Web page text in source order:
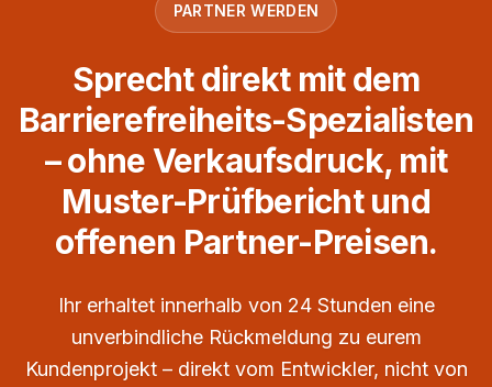
PARTNER WERDEN
Sprecht direkt mit dem
Barrierefreiheits-Spezialisten
– ohne Verkaufsdruck, mit
Muster-Prüfbericht und
offenen Partner-Preisen.
Ihr erhaltet innerhalb von 24 Stunden eine
unverbindliche Rückmeldung zu eurem
Kundenprojekt – direkt vom Entwickler, nicht von